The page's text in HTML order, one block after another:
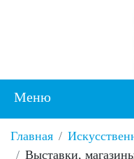
Меню
Главная
Выставки,